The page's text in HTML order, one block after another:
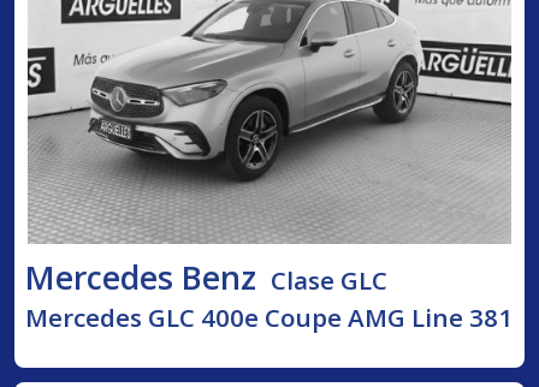
Mercedes Benz Clase GLC
Mercedes GLC 400e Coupe AMG Line 381